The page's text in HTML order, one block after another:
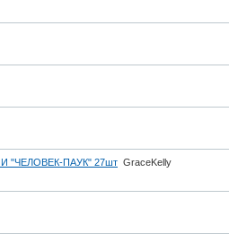
"ЧЕЛОВЕК-ПАУК" 27шт GraceKelly